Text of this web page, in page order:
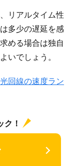
リアルタイム性
多少の遅延を感
める場合は独自
いでしょう。
光回線の速度ラン
ク！